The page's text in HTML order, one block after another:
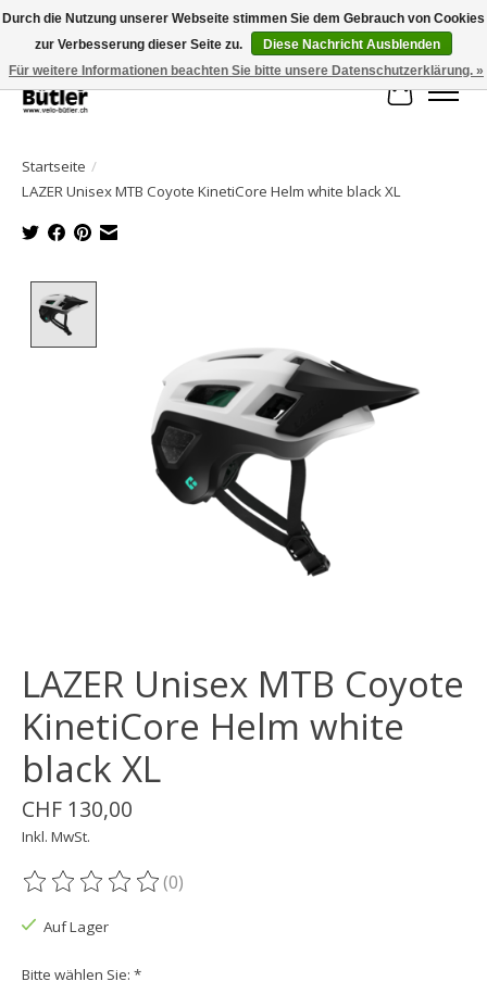
Große Auswahl an Produkten und schneller Versand!
Ihr
Startseite /
LAZER Unisex MTB Coyote KinetiCore Helm white black XL
LAZER Unisex MTB Coyote
KinetiCore Helm white
black XL
CHF 130,00
Inkl. MwSt.
Die Bewertung dieses Produkts ist
(0)
Auf Lager
Bitte wählen Sie: *
Durch die Nutzung unserer Webseite stimmen Sie dem Gebrauch von Cookies
zur Verbesserung dieser Seite zu.
Diese Nachricht Ausblenden
Für weitere Informationen beachten Sie bitte unsere Datenschutzerklärung. »